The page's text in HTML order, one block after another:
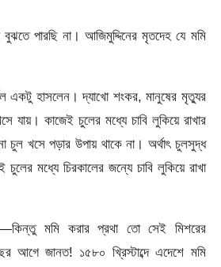
পারছি না। আজিমুদ্দিনের মৃতদেহ যে মমি
একটু হাসলেন। দ্যাখো শংকর, মানুষের মৃত্যুর
যায়। কাজেই চুলের মধ্যে চাবি লুকিয়ে রাখার
খসে পড়ার উপায় থাকে না। অর্থাৎ চুলসুদ্ধ
মধ্যে চিরকালের জন্যে চাবি লুকিয়ে রাখা
মমি করার প্রথা তো সেই মিশরের
আগে জানত! ১৫৮০ খ্রিস্টাব্দে এদেশে মমি